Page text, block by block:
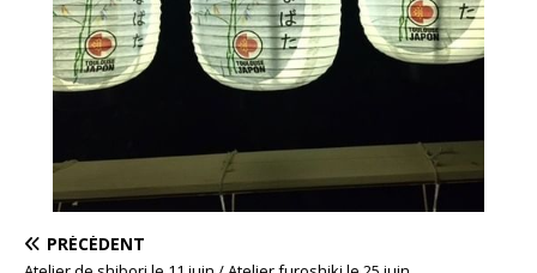
PRÉCÉDENT